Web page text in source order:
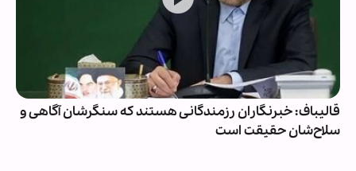
قالیباف: خبرنگاران رزمندگانی هستند که سنگرشان آگاهی و
سلاح‌شان حقیقت است